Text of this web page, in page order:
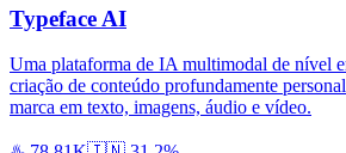
Typeface AI
Uma plataforma de IA multimodal de nível
criação de conteúdo profundamente
marca em texto, imagens, áudio e vídeo.